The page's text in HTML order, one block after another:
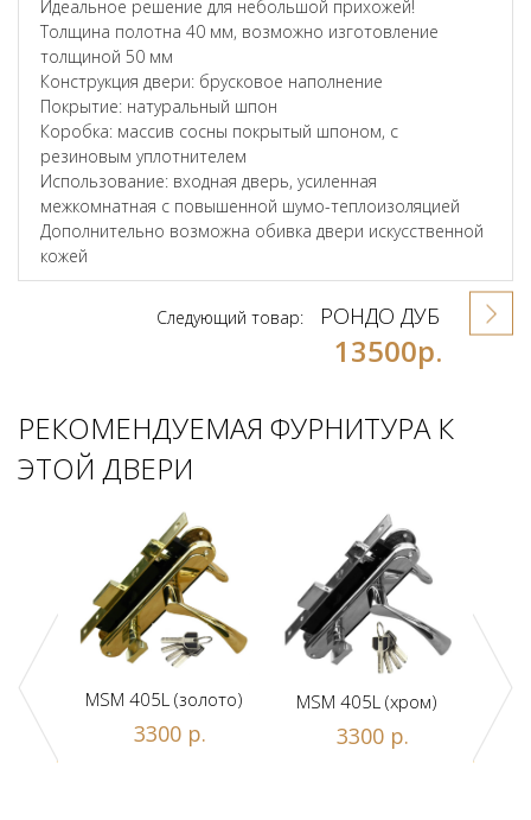
Идеальное решение для небольшой прихожей!
Толщина полотна 40 мм, возможно изготовление
толщиной 50 мм
Конструкция двери: брусковое наполнение
Покрытие: натуральный шпон
Коробка: массив сосны покрытый шпоном, с
резиновым уплотнителем
Использование: входная дверь, усиленная
межкомнатная с повышенной шумо-теплоизоляцией
Дополнительно возможна обивка двери искусственной
кожей
Следующий товар: РОНДО ДУБ
13500р.
РЕКОМЕНДУЕМАЯ ФУРНИТУРА К
ЭТОЙ ДВЕРИ
MSM 405L (золото)
3300 р.
MSM 405L (хром)
3300 р.